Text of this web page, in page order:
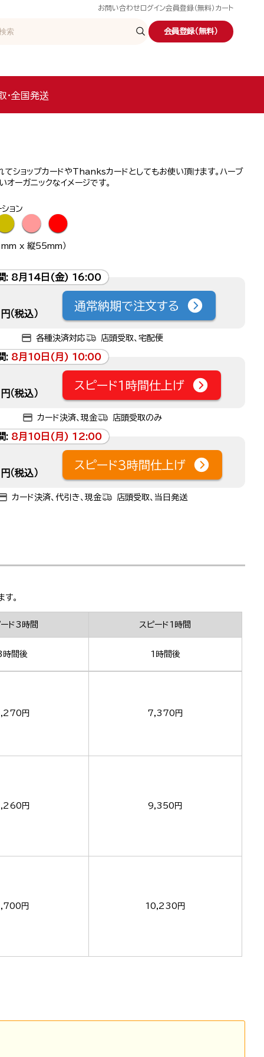
お問い合わせ ログイン会員登録（無料） カート
会員登録（無料）
・全国発送
ショップカードやThanksカードとしてもお使い頂けます。ハーブ
オーガニックなイメージです。
ョン
● ●
x 縦55mm）
: 8月14日(金) 16:00
円（税込）
通常納期で注文する
各種決済対応 店頭受取、宅配便
: 8月10日(月) 10:00
円（税込）
スピード1時間仕上げ
カード決済、現金 店頭受取のみ
: 8月10日(月) 12:00
円（税込）
スピード3時間仕上げ
カード決済、代引き、現金 店頭受取、当日発送
。
ド3時間 スピード1時間
間後 1時間後
円 7,370円
円 9,350円
円 10,230円